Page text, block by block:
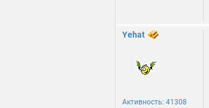
Yehat
Активность: 41308